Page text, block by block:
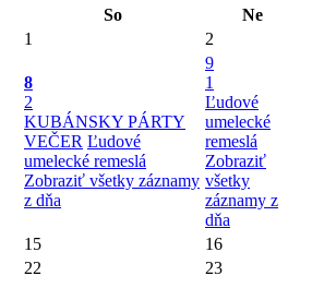
So
Ne
1 2
8
2
KUBÁNSKY PÁRTY
VEČER Ľudové
umelecké remeslá
Zobraziť všetky záznamy
z dňa
9
1
Ľudové
umelecké
remeslá
Zobraziť
všetky
záznamy z
dňa
15
16
22 23